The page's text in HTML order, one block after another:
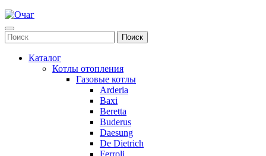
Каталог
Котлы отопления
Газовые котлы
Arderia
Baxi
Beretta
Buderus
Daesung
De Dietrich
Ferroli